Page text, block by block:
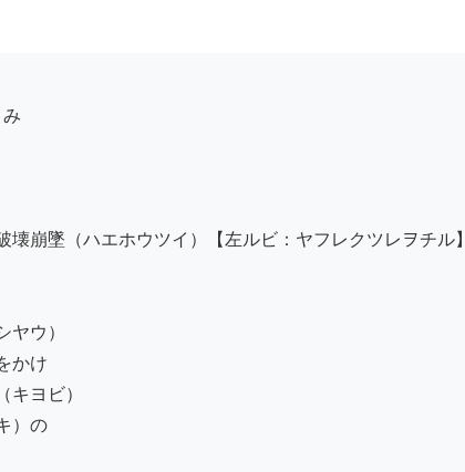
崩墜（ハエホウツイ）【左ルビ：ヤフレクツレヲチル】
ウ）
かけ
ヨビ）
）の